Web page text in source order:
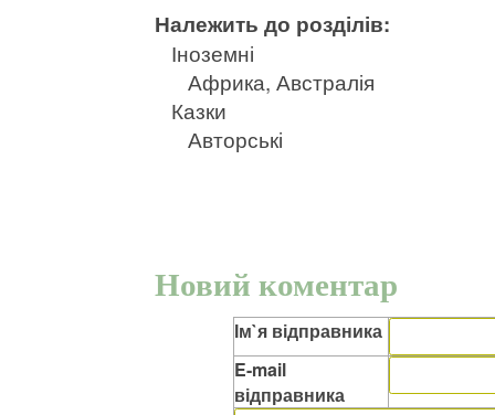
Належить до розділів:
Іноземні
Африка, Австралія
Казки
Авторські
Новий коментар
Ім`я відправника
E-mail
відправника